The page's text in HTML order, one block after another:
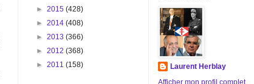
► 2015 (428)
► 2014 (408)
► 2013 (366)
► 2012 (368)
► 2011 (158)
Laurent Herblay
Afficher mon profil complet